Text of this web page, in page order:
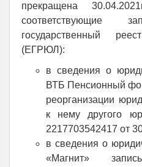
прекращена
государственный
(ЕГРЮЛ):
в сведения о
ВТБ Пенсионный
реорганизации
к нему другого
2217703542417 от
в сведения о
«Магнит»